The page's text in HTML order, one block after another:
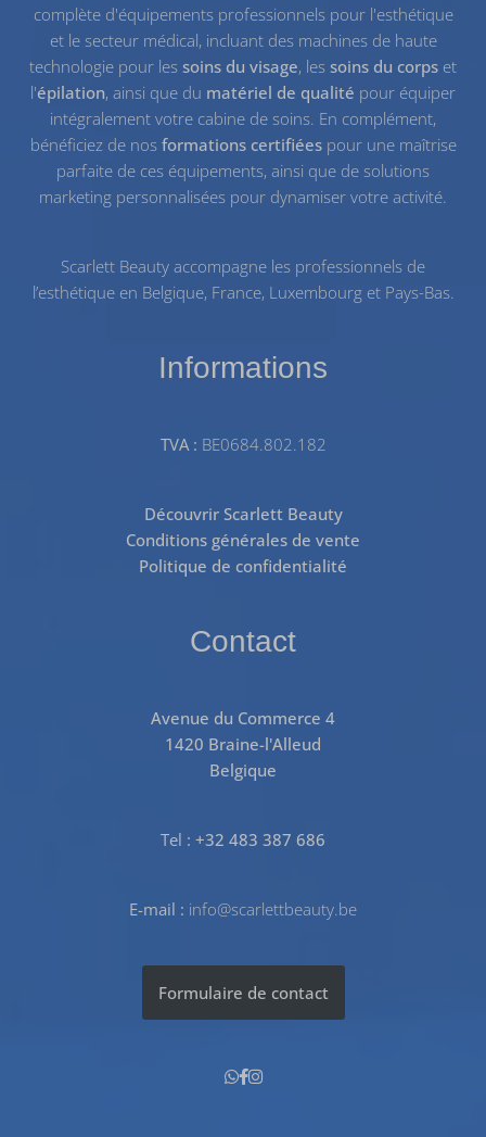
complète d'équipements professionnels pour l'esthétique
et le secteur médical, incluant des machines de haute
technologie pour les soins du visage, les soins du corps et
l'épilation, ainsi que du matériel de qualité pour équiper
intégralement votre cabine de soins. En complément,
bénéficiez de nos formations certifiéespour une maîtrise
parfaite de ces équipements, ainsi que de solutions
marketing personnalisées pour dynamiser votre activité.
Scarlett Beauty accompagne les professionnels de
l’esthétique en Belgique, France, Luxembourg et Pays-Bas.
Informations
TVA : BE0684.802.182
Découvrir Scarlett Beauty
Conditions générales de vente
Politique de confidentialité
Contact
Avenue du Commerce 4
1420 Braine-l'Alleud
Belgique
Tel : +32 483 387 686
E-mail : info@scarlettbeauty.be
Formulaire de contact